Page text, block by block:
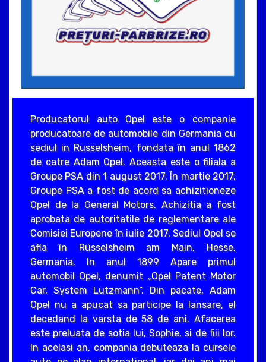
Producatorul auto Opel este o companie
producatoare de automobile din Germania cu
sediul in Russelsheim, fondata în anul 1862
de catre Adam Opel. Aceasta este o filiala a
Groupe PSA din 1 august 2017. În martie 2017,
Groupe PSA a fost de acord sa achizitioneze
Opel de la General Motors. Achizitia a fost
aprobata de autoritatile de reglementare ale
Comisiei Europene în iulie 2017. Sediul Opel se
afla în Rüsselsheim am Main, Hesse,
Germania. In anul 1899 Apare primul
automobil Opel, denumit „Opel Patent Motor
Car, System Lutzmann”. Din pacate, Adam
Opel nu a apucat sa participe la lansare, el
decedand la varsta de 58 de ani. Afacerea
este preluata de sotia lui, Sophie, si de fiii lor.
In acelasi an, compania debuteaza la cursele